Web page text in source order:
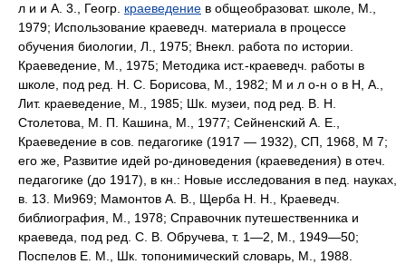
л и и А. 3., Геогр. краеведение в общеобразоват. школе, М.,
1979; Использование краеведч. материала в процессе
обучения биологии, Л., 1975; Внекл. работа по истории.
Краеведение, М., 1975; Методика ист.-краеведч. работы в
школе, под ред. Н. С. Борисова, М., 1982; М и л о-н о в Н, А.,
Лит. краеведение, М., 1985; Шк. музеи, под ред. В. Н.
Столетова, М. П. Кашина, М., 1977; Сейненский А. Е.,
Краеведение в сов. педагогике (1917 — 1932), СП, 1968, М 7;
его же, Развитие идей ро-диноведения (краеведения) в отеч.
педагогике (до 1917), в кн.: Новые исследования в пед. науках,
в. 13. Ми969; Мамонтов А. В., Щерба H. H., Краеведч.
библиография, М., 1978; Справочник путешественника и
краеведа, под ред. С. В. Обручева, т. 1—2, М., 1949—50;
Поспелов Е. М., Шк. топонимический словарь, М., 1988.